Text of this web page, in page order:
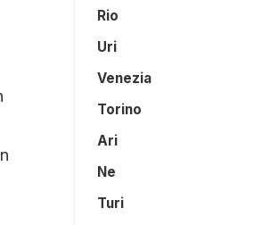
Rio
Uri
Venezia
Torino
Ari
Ne
Turi